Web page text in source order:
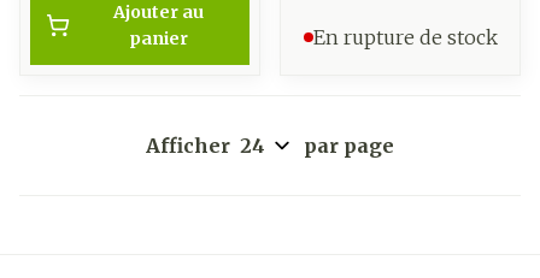
Ajouter au
panier
En rupture de stock
Afficher par page